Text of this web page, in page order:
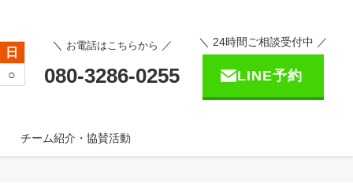
チーム紹介・協賛活動
日
○
＼ お電話はこちらから ／
080-3286-0255
＼ 24時間ご相談受付中 ／
LINE予約